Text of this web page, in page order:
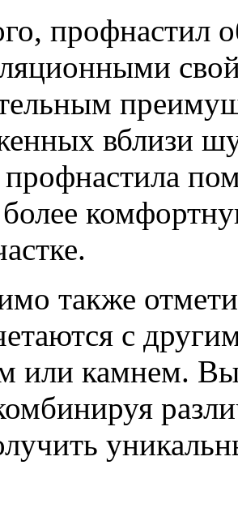
профнастил
вблизи
более
также
с
или камнем.